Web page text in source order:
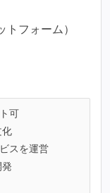
フォーム）
可
化
スを運営